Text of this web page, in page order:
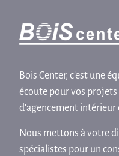
Bois Center, c'est une
écoute pour vos
d'agencement intérieur
Nous mettons à votre
spécialistes pour un